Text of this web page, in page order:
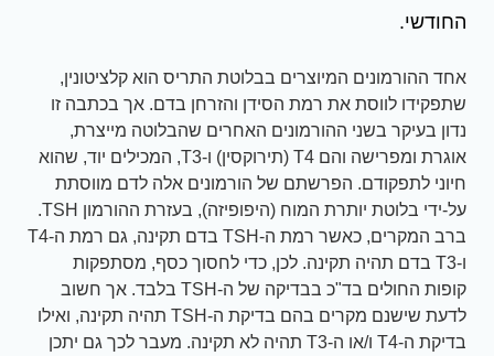
החודשי.
אחד ההורמונים המיוצרים בבלוטת התריס הוא קלציטונין,
שתפקידו לווסת את רמת הסידן והזרחן בדם. אך בכתבה זו
נדון בעיקר בשני ההורמונים האחרים שהבלוטה מייצרת,
אוגרת ומפרישה והם T4 (תירוקסין) ו-T3, המכילים יוד, שהוא
חיוני לתפקודם. הפרשתם של הורמונים אלה לדם מווסתת
על-ידי בלוטת יותרת המוח (היפופיזה), בעזרת ההורמון TSH.
ברב המקרים, כאשר רמת ה-TSH בדם תקינה, גם רמת ה-T4
ו-T3 בדם תהיה תקינה. לכן, כדי לחסוך כסף, מסתפקות
קופות החולים בד"כ בבדיקה של ה-TSH בלבד. אך חשוב
לדעת שישנם מקרים בהם בדיקת ה-TSH תהיה תקינה, ואילו
בדיקת ה-T4 ו/או ה-T3 תהיה לא תקינה. מעבר לכך גם יתכן